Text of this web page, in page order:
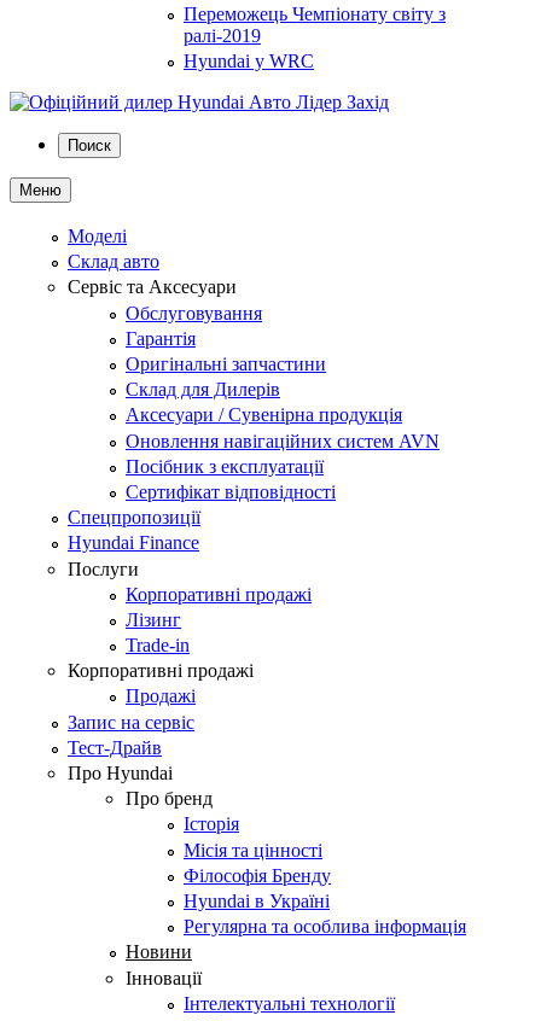
Переможець Чемпіонату світу з
ралі-2019
Hyundai у WRC
Поиск
Меню
Моделі
Склад авто
Сервіс та Аксесуари
Обслуговування
Гарантія
Оригінальні запчастини
Склад для Дилерів
Аксесуари / Сувенірна продукція
Оновлення навігаційних систем AVN
Посібник з експлуатації
Сертифікат відповідності
Спецпропозиції
Hyundai Finance
Послуги
Корпоративні продажі
Лізинг
Trade-in
Корпоративні продажі
Продажі
Запис на сервіс
Тест-Драйв
Про Hyundai
Про бренд
Історія
Місія та цінності
Філософія Бренду
Hyundai в Україні
Регулярна та особлива інформація
Новини
Інновації
Інтелектуальні технології